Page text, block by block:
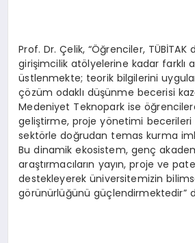
Prof. Dr. Çelik, “Öğrenciler,
girişimcilik atölyelerine kadar farklı
üstlenmekte; teorik bilgilerini
çözüm odaklı düşünme becerisi
Medeniyet Teknopark ise
geliştirme, proje yönetimi
sektörle doğrudan temas kurma
Bu dinamik ekosistem, genç
araştırmacıların yayın, proje ve
destekleyerek üniversitemizin
görünürlüğünü güçlendirmektedir”